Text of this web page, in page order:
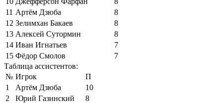
11 Артём Дзюба
8
12 Зелимхан Бакаев
8
13 Алексей Сутормин
8
14 Иван Игнатьев
7
15 Фёдор Смолов
7
Таблица ассистентов:
№ Игрок
П
1
Артём Дзюба
10
2
Юрий Газинский
8